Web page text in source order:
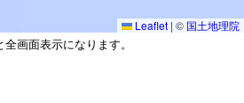
Leaflet | © 国土地理院
画面表示になります。